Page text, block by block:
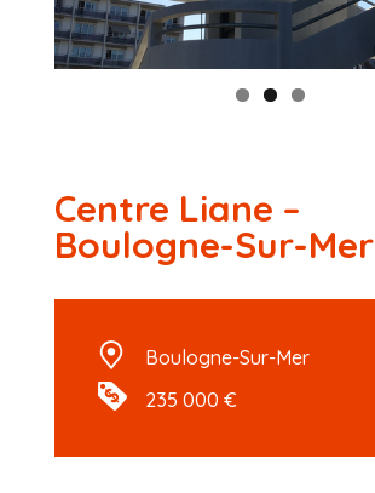
Centre Liane –
Boulogne-Sur-Mer
Boulogne-Sur-Mer
235 000 €